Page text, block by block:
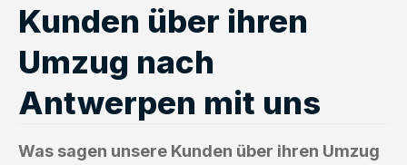
Kunden über ihren
Umzug nach
Antwerpen mit uns
Was sagen unsere Kunden über ihren Umzug